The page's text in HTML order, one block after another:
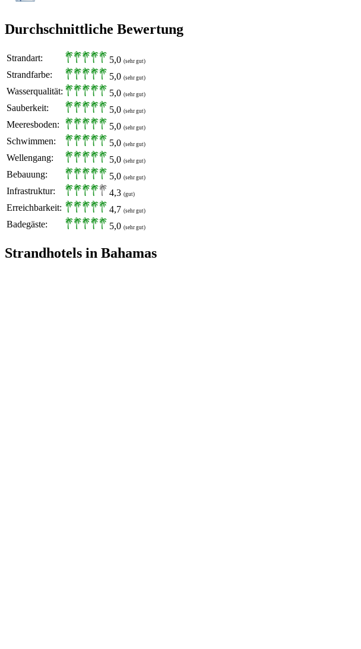
Durchschnittliche Bewertung
Strandart: 5,0 (sehr gut)
Strandfarbe: 5,0 (sehr gut)
Wasserqualität: 5,0 (sehr gut)
Sauberkeit: 5,0 (sehr gut)
Meeresboden: 5,0 (sehr gut)
Schwimmen: 5,0 (sehr gut)
Wellengang: 5,0 (sehr gut)
Bebauung: 5,0 (sehr gut)
Infrastruktur: 4,3 (gut)
Erreichbarkeit: 4,7 (sehr gut)
Badegäste: 5,0 (sehr gut)
Strandhotels in Bahamas